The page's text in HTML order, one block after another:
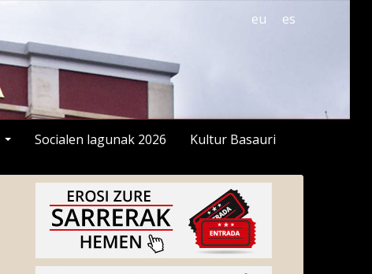
es
eu
Socialen lagunak 2026 Kultur Basauri